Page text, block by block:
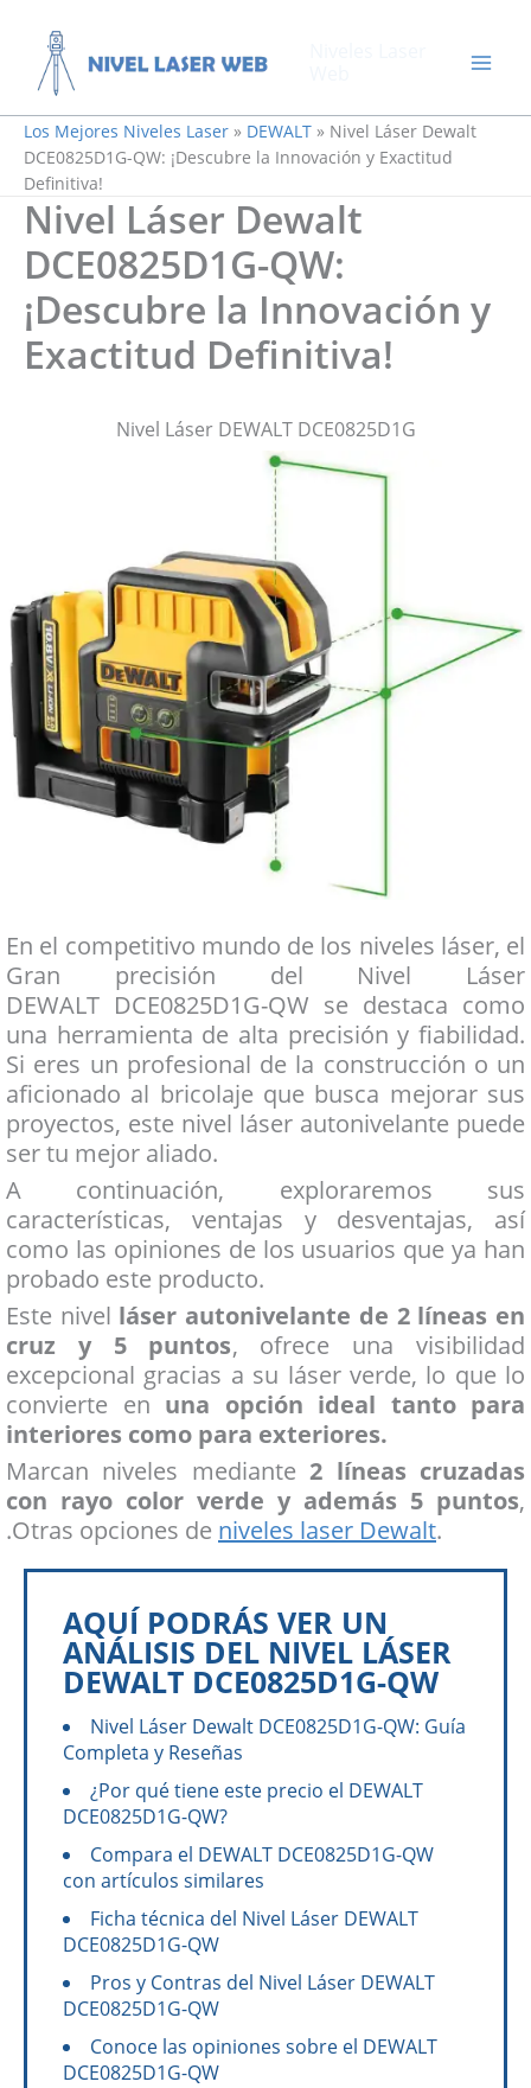
contenido
Los Mejores Niveles Laser » DEWALT » Nivel Láser Dewalt
DCE0825D1G-QW: ¡Descubre la Innovación y Exactitud
Definitiva!
Nivel Láser Dewalt
DCE0825D1G-QW:
¡Descubre la Innovación y
Exactitud Definitiva!
Nivel Láser DEWALT DCE0825D1G
En el competitivo mundo de los niveles láser, el
Gran precisión del Nivel Láser
DEWALT DCE0825D1G-QW se destaca como
una herramienta de alta precisión y fiabilidad.
Si eres un profesional de la construcción o un
aficionado al bricolaje que busca mejorar sus
proyectos, este nivel láser autonivelante puede
ser tu mejor aliado.
A continuación, exploraremos sus
características, ventajas y desventajas, así
como las opiniones de los usuarios que ya han
probado este producto.
Este nivel láser autonivelante de 2 líneas en
cruz y 5 puntos, ofrece una visibilidad
excepcional gracias a su láser verde, lo que lo
convierte en una opción ideal tanto para
interiores como para exteriores.
Marcan niveles mediante2 líneas cruzadas
con rayo color verde y además 5 puntos,
.Otras opciones de niveles laser Dewalt.
AQUÍ PODRÁS VER UN
ANÁLISIS DEL NIVEL LÁSER
DEWALT DCE0825D1G-QW
Nivel Láser Dewalt DCE0825D1G-QW: Guía
Completa y Reseñas
¿Por qué tiene este precio el DEWALT
DCE0825D1G-QW?
Compara el DEWALT DCE0825D1G-QW
con artículos similares
Ficha técnica del Nivel Láser DEWALT
DCE0825D1G-QW
Pros y Contras del Nivel Láser DEWALT
DCE0825D1G-QW
Conoce las opiniones sobre el DEWALT
DCE0825D1G-QW